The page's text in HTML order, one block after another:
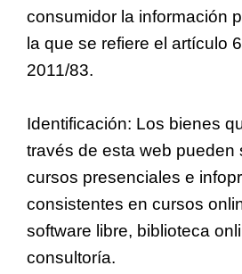
consumidor la información
la que se refiere el artículo
2011/83.
Identificación: Los bienes
través de esta web pueden
cursos presenciales e
consistentes en cursos
software libre, biblioteca
consultoría.